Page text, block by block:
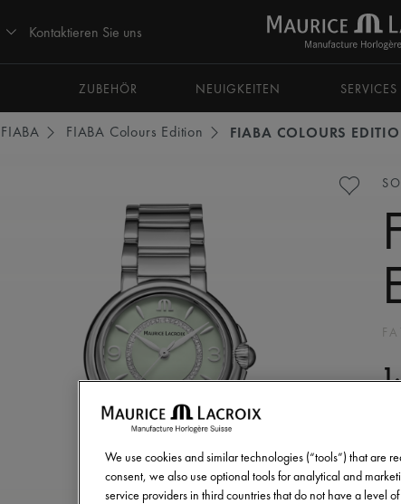
Kontaktieren Sie uns
ZUBEHÖR NEUIGKEITEN SERVICES
FIABA FIABA Colours Edition FIABA COLOURS
We use cookies and similar technologies (“tools”) that are
consent, we also use optional tools for analytical and
service providers in third countries that do not have a level